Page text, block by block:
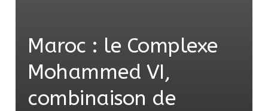
Maroc : le Complexe
Mohammed VI,
combinaison de